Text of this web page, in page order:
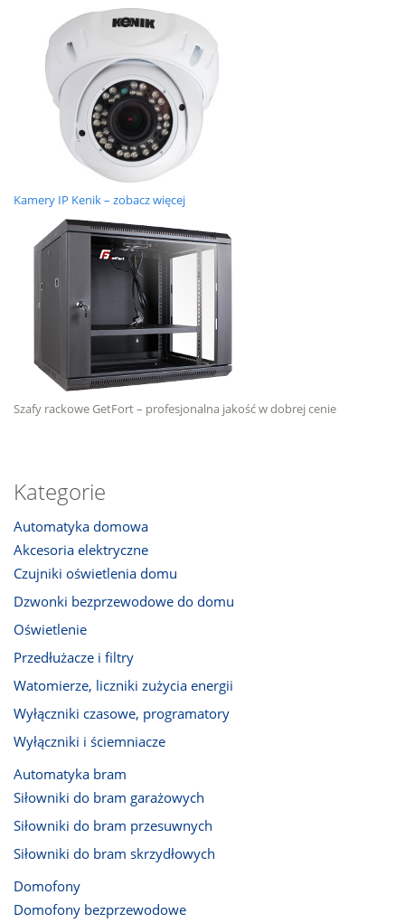
Kamery IP Kenik – zobacz więcej
Szafy rackowe GetFort – profesjonalna jakość w dobrej cenie
Kategorie
Automatyka domowa
Akcesoria elektryczne
Czujniki oświetlenia domu
Dzwonki bezprzewodowe do domu
Oświetlenie
Przedłużacze i filtry
Watomierze, liczniki zużycia energii
Wyłączniki czasowe, programatory
Wyłączniki i ściemniacze
Automatyka bram
Siłowniki do bram garażowych
Siłowniki do bram przesuwnych
Siłowniki do bram skrzydłowych
Domofony
Domofony bezprzewodowe